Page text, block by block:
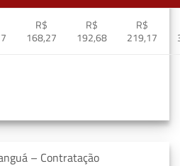
R$
168,27
R$
192,68
R$
219,17
– Contratação